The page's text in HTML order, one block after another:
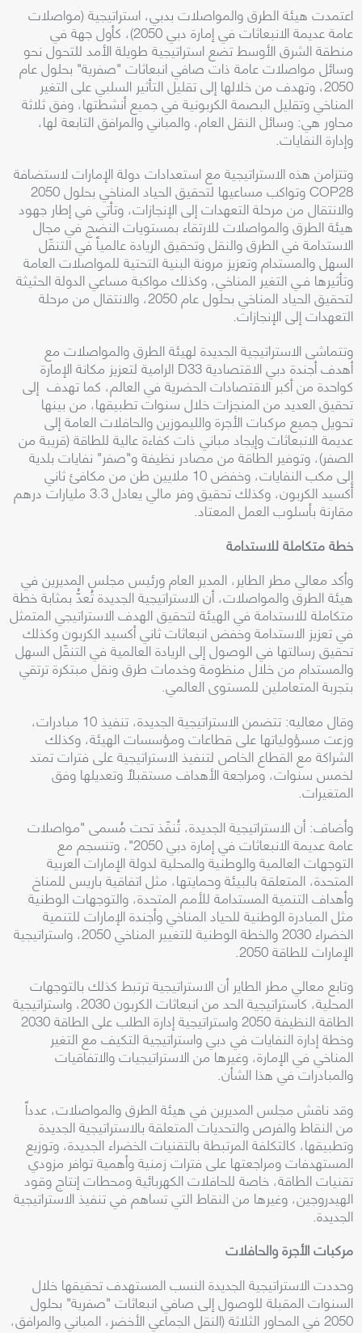
اعتمدت هيئة الطرق والمواصلات بدبي، استراتيجية (مواصلات
عامة عديمة الانبعاثات في إمارة دبي 2050)، كأول جهة في
منطقة الشرق الأوسط تضع استراتيجية طويلة الأمد للتحول نحو
وسائل مواصلات عامة ذات صافي انبعاثات "صفرية" بحلول عام
2050، وتهدف من خلالها إلى تقليل التأثير السلبي على التغير
المناخي وتقليل البصمة الكربونية في جميع أنشطتها، وفق ثلاثة
محاور هي: وسائل النقل العام، والمباني والمرافق التابعة لها،
وإدارة النفايات.
وتتزامن هذه الاستراتيجية مع استعدادات دولة الإمارات لاستضافة
COP28 وتواكب مساعيها لتحقيق الحياد المناخي بحلول 2050
والانتقال من مرحلة التعهدات إلى الإنجازات، وتأتي في إطار جهود
هيئة الطرق والمواصلات للارتقاء بمستويات النضج في مجال
الاستدامة في الطرق والنقل وتحقيق الريادة عالمياً في التنقّل
السهل والمستدام وتعزيز مرونة البنية التحتية للمواصلات العامة
وتأثيرها فـي التغير المناخي، وكذلك مواكبة مساعي الدولة الحثيثة
لتحقيق الحياد المناخي بحلول عام 2050، والانتقال من مرحلة
التعهدات إلى الإنجازات.
وتتماشى الاستراتيجية الجديدة لهيئة الطرق والمواصلات مع
أهدف أجندة دبي الاقتصاديةD33 الرامية لتعزيز مكانة الإمارة
كواحدة من أكبر الاقتصادات الحضرية في العالم، كما تهدف إلى
تحقيق العديد من المنجزات خلال سنوات تطبيقها، من بينها
تحويل جميع مركبات الأجرة والليموزين والحافلات العامة إلى
عديمة الانبعاثات وإيجاد مباني ذات كفاءة عالية للطاقة (قريبة من
الصفر)، وتوفير الطاقة من مصادر نظيفة و"صفر" نفايات بلدية
إلى مكب النفايات، وخفض 10 ملايين طن من مكافئ ثاني
أكسيد الكربون، وكذلك تحقيق وفر مالي يعادل 3.3 مليارات درهم
مقارنة بأسلوب العمل المعتاد.
خطة متكاملة للاستدامة
وأكد معالي مطر الطاير، المدير العام ورئيس مجلس المديرين في
هيئة الطرق والمواصلات، أن الاستراتيجية الجديدة تُعدُّ بمثابة خطة
متكاملة للاستدامة في الهيئة لتحقيق الهدف الاستراتيجي المتمثل
في تعزيز الاستدامة وخفض انبعاثات ثاني أكسيد الكربون وكذلك
تحقيق رسالتها في الوصول إلى الريادة العالمية في التنقّل السهل
والمستدام من خلال منظومة وخدمات طرق ونقل مبتكرة ترتقي
بتجربة المتعاملين للمستوى العالمي.
وقال معاليه: تتضمن الاستراتيجية الجديدة، تنفيذ 10 مبادرات،
وزعت مسؤولياتها على قطاعات ومؤسسات الهيئة، وكذلك
الشراكة مع القطاع الخاص لتنفيذ الاستراتيجية على فترات تمتد
لخمس سنوات، ومراجعة الأهداف مستقبلاً وتعديلها وفق
المتغيرات.
وأضاف: أن الاستراتيجية الجديدة، تُنفّذ تحت مُسمى "مواصلات
عامة عديمة الانبعاثات في إمارة دبي 2050"، وتنسجم مع
التوجهات العالمية والوطنية والمحلية لدولة الإمارات العربية
المتحدة، المتعلقة بالبيئة وحمايتها، مثل اتفاقية باريس للمناخ
وأهداف التنمية المستدامة للأمم المتحدة، والتوجهات الوطنية
مثل المبادرة الوطنية للحياد المناخي وأجندة الإمارات للتنمية
الخضراء 2030 والخطة الوطنية للتغيير المناخي 2050، واستراتيجية
الإمارات للطاقة 2050
.
وتابع معالي مطر الطاير أن الاستراتيجية ترتبط كذلك بالتوجهات
المحلية، كاستراتيجية الحد من انبعاثات الكربون 2030، واستراتيجية
الطاقة النظيفة 2050 واستراتيجية إدارة الطلب على الطاقة 2030
وخطة إدارة النفايات في دبي واستراتيجية التكيف مع التغير
المناخي في الإمارة، وغيرها من الاستراتيجيات والاتفاقيات
والمبادرات في هذا الشأن.
وقد ناقش مجلس المديرين في هيئة الطرق والمواصلات، عدداً
من النقاط والفرص والتحديات المتعلقة بالاستراتيجية الجديدة
وتطبيقها، كالتكلفة المرتبطة بالتقنيات الخضراء الجديدة، وتوزيع
المستهدفات ومراجعتها على فترات زمنية وأهمية توافر مزودي
تقنيات الطاقة، خاصة للحافلات الكهربائية ومحطات إنتاج وقود
الهيدروجين، وغيرها من النقاط التي تساهم في تنفيذ الاستراتيجية
الجديدة.
مركبات الأجرة والحافلات
وحددت الاستراتيجية الجديدة النسب المستهدف تحقيقها خلال
السنوات المقبلة للوصول إلى صافي انبعاثات "صفرية" بحلول
2050 في المحاور الثلاثة (النقل الجماعي الأخضر، المباني والمرافق،